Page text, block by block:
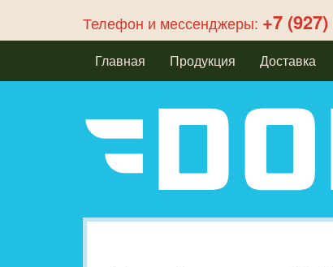
Телефон и мессенджеры: +7
Главная Продукция Доставка